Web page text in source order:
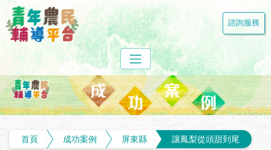
諮詢服務
首頁 成功案例 屏東縣 讓鳳梨從頭甜到尾